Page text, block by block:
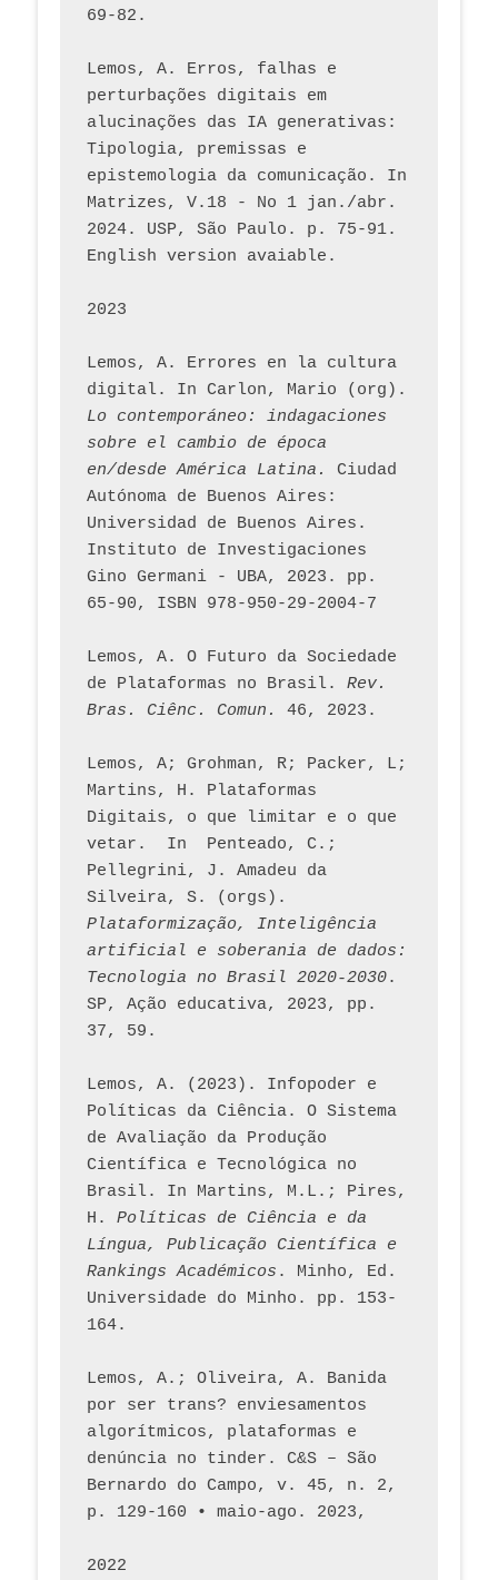
69-82.
Lemos, A. Erros, falhas e
perturbações digitais em
alucinações das IA generativas:
Tipologia, premissas e
epistemologia da comunicação. In
Matrizes, V.18 - No 1 jan./abr.
2024. USP, São Paulo. p. 75-91.
English version avaiable.
2023
Lemos, A. Errores en la cultura
Lo contemporáneo: indagaciones
sobre el cambio de época
en/desde América Latina.
Ciudad
Autónoma de Buenos Aires:
Universidad de Buenos Aires.
Instituto de Investigaciones
Gino Germani - UBA, 2023. pp.
65-90, ISBN 978-950-29-2004-7
Lemos, A. O Futuro da Sociedade
de Plataformas no Brasil. Rev.
Bras. Ciênc. Comun.
Lemos, A; Grohman, R; Packer, L;
Martins, H. Plataformas
Digitais, o que limitar e o que
vetar.  In  Penteado, C.;
Pellegrini, J. Amadeu da
Plataformização, Inteligência
artificial e soberania de dados:
Tecnologia no Brasil 2020-2030.
SP, Ação educativa, 2023, pp.
37, 59.
Lemos, A. (2023). Infopoder e
Políticas da Ciência. O Sistema
de Avaliação da Produção
Científica e Tecnológica no
Brasil. In Martins, M.L.; Pires,
H. Políticas de Ciência e da
Língua, Publicação Científica e
Rankings Académicos . Minho, Ed.
Universidade do Minho. pp. 153-
164.
Lemos, A.; Oliveira, A. Banida
por ser trans? enviesamentos
algorítmicos, plataformas e
denúncia no tinder. C&S – São
Bernardo do Campo, v. 45, n. 2,
p. 129-160 • maio-ago. 2023,
2022